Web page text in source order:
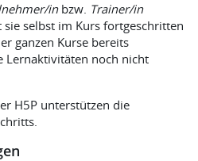
inbzw. Trainer/in
selbst im Kurs fortgeschritten
ganzen Kurse bereits
Lernaktivitäten noch nicht
H5P unterstützen die